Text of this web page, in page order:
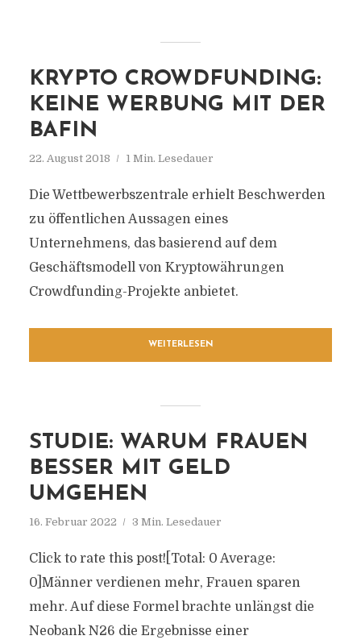
KRYPTO CROWDFUNDING:
KEINE WERBUNG MIT DER
BAFIN
22. August 2018 1 Min. Lesedauer
Die Wettbewerbszentrale erhielt Beschwerden
zu öffentlichen Aussagen eines
Unternehmens, das basierend auf dem
Geschäftsmodell von Kryptowährungen
Crowdfunding-Projekte anbietet.
WEITERLESEN
STUDIE: WARUM FRAUEN
BESSER MIT GELD
UMGEHEN
16. Februar 2022 3 Min. Lesedauer
Click to rate this post![Total: 0 Average:
0]Männer verdienen mehr, Frauen sparen
mehr. Auf diese Formel brachte unlängst die
Neobank N26 die Ergebnisse einer